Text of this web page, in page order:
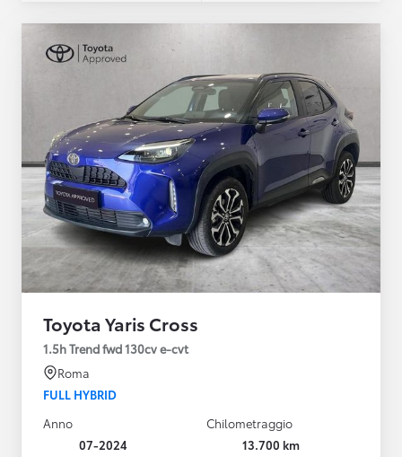
Toyota Yaris Cross
1.5h Trend fwd 130cv e-cvt
Roma
FULL HYBRID
Anno
07-2024
Chilometraggio
13.700 km